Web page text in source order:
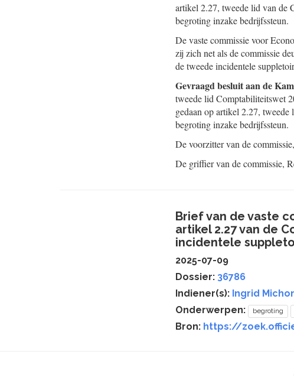
artikel 2.27, tweede lid van de
begroting inzake bedrijfssteun.
De vaste commissie voor
zij zich net als de commissie
de tweede incidentele
Gevraagd besluit aan de
tweede lid Comptabiliteitswet
gedaan op artikel 2.27,
begroting inzake bedrijfssteun.
De voorzitter van de commissie,
De griffier van de commissie,
Brief van de vaste
artikel 2.27 van de
incidentele
2025-07-09
Dossier: 36786
Indiener(s): Ingrid
Onderwerpen:
begroting
Bron: https://